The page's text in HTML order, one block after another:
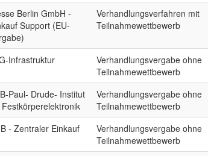
Berlin GmbH -
Support (EU-
Verhandlungsverfahren mit
Teilnahmewettbewerb
Infrastruktur
Verhandlungsvergabe ohne
Teilnahmewettbewerb
Paul- Drude- Institut
Verhandlungsvergabe ohne
Teilnahmewettbewerb
- Zentraler Einkauf
Verhandlungsvergabe ohne
Teilnahmewettbewerb